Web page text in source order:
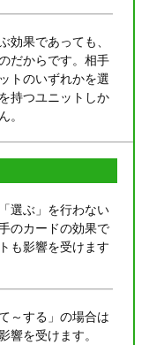
効果であっても、
だからです。相手
トのいずれかを選
持つユニットしか
。
選ぶ」を行わない
のカードの効果で
も影響を受けます
～する」の場合は
響を受けます。